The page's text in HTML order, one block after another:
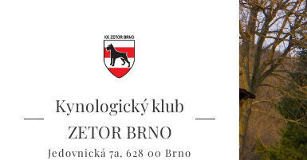
Kynologický klub
ZETOR BRNO
Jedovnická 7a, 628 00 Brno